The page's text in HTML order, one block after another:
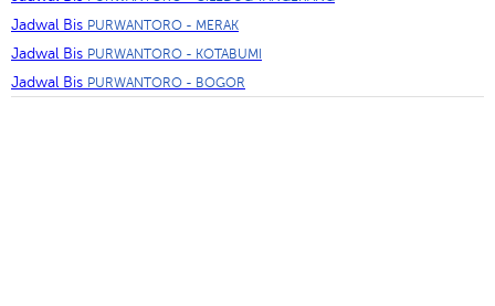
Jadwal Bis PURWANTORO - MERAK
Jadwal Bis PURWANTORO - KOTABUMI
Jadwal Bis PURWANTORO - BOGOR